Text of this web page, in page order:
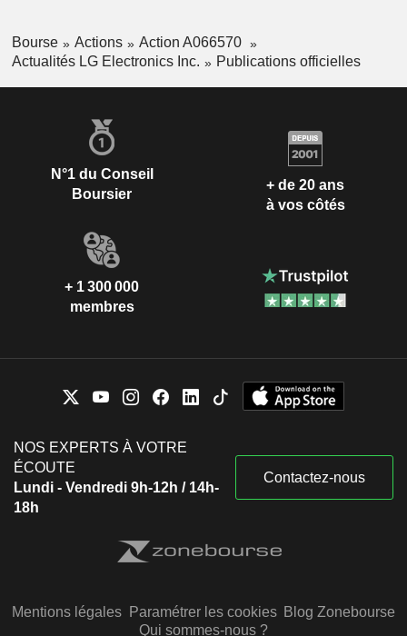
Bourse Actions
Action A066570
Actualités LG Electronics Inc.
Publications officielles
N°1 du Conseil
Boursier
+ de 20 ans
à vos côtés
+ 1 300 000
membres
NOS EXPERTS À VOTRE
ÉCOUTE
Lundi - Vendredi 9h-12h / 14h-
18h
Contactez-nous
Mentions légales Paramétrer les cookies Blog Zonebourse
Qui sommes-nous ?